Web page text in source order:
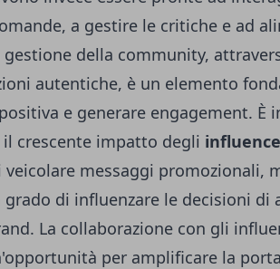
a gestire le critiche e ad
gestione della community,
autentiche, è un elemento
e generare engagement. È
crescente impatto degli
messaggi promozionali,
di influenzare le decisioni di
La collaborazione con gli
per amplificare la